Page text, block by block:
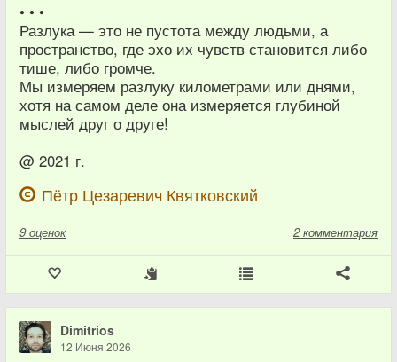
• • •
Разлука — это не пустота между людьми, а
пространство, где эхо их чувств становится либо
тише, либо громче.
Мы измеряем разлуку километрами или днями,
хотя на самом деле она измеряется глубиной
мыслей друг о друге!
@ 2021 г.
Пётр Цезаревич Квятковский
9 оценок 2 комментария
Dimitrios
12 Июня 2026